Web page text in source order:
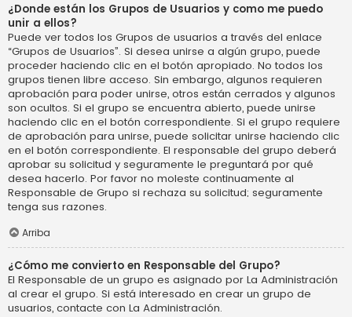
¿Donde están los Grupos de Usuarios y como me puedo
unir a ellos?
Puede ver todos los Grupos de usuarios a través del enlace
“Grupos de Usuarios”. Si desea unirse a algún grupo, puede
proceder haciendo clic en el botón apropiado. No todos los
grupos tienen libre acceso. Sin embargo, algunos requieren
aprobación para poder unirse, otros están cerrados y algunos
son ocultos. Si el grupo se encuentra abierto, puede unirse
haciendo clic en el botón correspondiente. Si el grupo requiere
de aprobación para unirse, puede solicitar unirse haciendo clic
en el botón correspondiente. El responsable del grupo deberá
aprobar su solicitud y seguramente le preguntará por qué
desea hacerlo. Por favor no moleste continuamente al
Responsable de Grupo si rechaza su solicitud; seguramente
tenga sus razones.
Arriba
¿Cómo me convierto en Responsable del Grupo?
El Responsable de un grupo es asignado por La Administración
al crear el grupo. Si está interesado en crear un grupo de
usuarios, contacte con La Administración.